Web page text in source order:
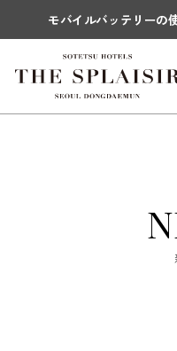
モバイルバッテリーの